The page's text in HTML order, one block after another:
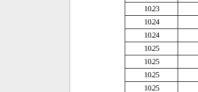
10.23
10.24
10.24
10.25
10.25
10.25
10.25